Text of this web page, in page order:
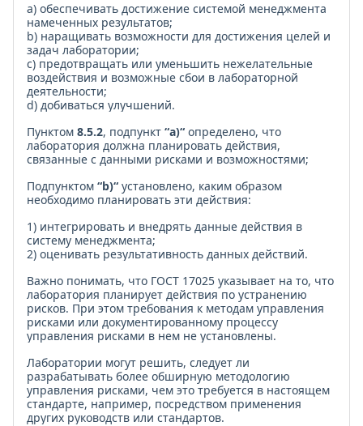
а) обеспечивать достижение системой менеджмента
намеченных результатов;
b) наращивать возможности для достижения целей и
задач лаборатории;
c) предотвращать или уменьшить нежелательные
воздействия и возможные сбои в лабораторной
деятельности;
d) добиваться улучшений.
Пунктом 8.5.2, подпункт “а)“ определено, что
лаборатория должна планировать действия,
связанные с данными рисками и возможностями;
Подпунктом “b)“ установлено, каким образом
необходимо планировать эти действия:
1) интегрировать и внедрять данные действия в
систему менеджмента;
2) оценивать результативность данных действий.
Важно понимать, что ГОСТ 17025 указывает на то, что
лаборатория планирует действия по устранению
рисков. При этом требования к методам управления
рисками или документированному процессу
управления рисками в нем не установлены.
Лаборатории могут решить, следует ли
разрабатывать более обширную методологию
управления рисками, чем это требуется в настоящем
стандарте, например, посредством применения
других руководств или стандартов.